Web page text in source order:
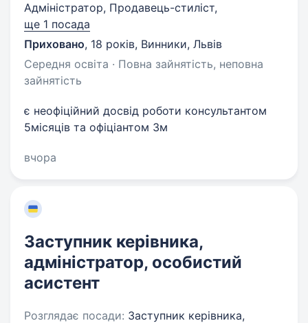
Адміністратор, Продавець-стиліст,
ще 1 посада
Приховано, 18 років, Винники, Львів
Середня освіта · Повна зайнятість, неповна
зайнятість
є неофіційний досвід роботи консультантом
5місяців та офіціантом 3м
вчора
Заступник керівника,
адміністратор, особистий
асистент
Розглядає посади: Заступник керівника,